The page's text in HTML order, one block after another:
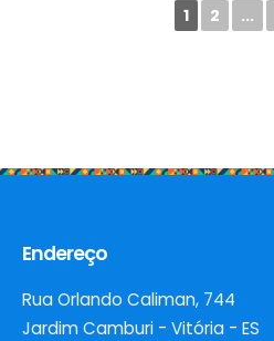
1 2 ...
Endereço
Rua Orlando Caliman, 744
Jardim Camburi - Vitória - ES